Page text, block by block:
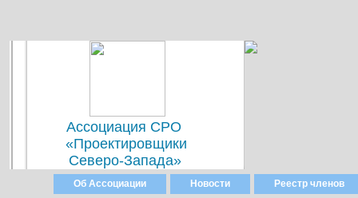
Ассоциация СРО
«Проектировщики
Северо-Запада»
Об Ассоциации Новости Реестр членов